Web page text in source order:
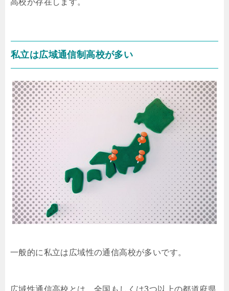
高校が存在します。
私立は広域通信制高校が多い
一般的に私立は広域性の通信高校が多いです。